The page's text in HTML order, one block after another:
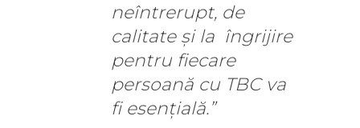
neîntrerupt, de
calitate și la îngrijire
pentru fiecare
persoană cu TBC va
fi esențială.”